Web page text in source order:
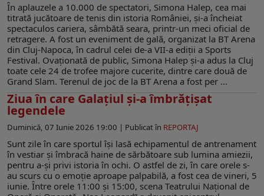
În aplauzele a 10.000 de spectatori, Simona Halep, cea mai
titrată jucătoare de tenis din istoria României, şi-a încheiat
spectaculos cariera, sâmbătă seara, printr-un meci oficial de
retragere. A fost un eveniment de gală, organizat la BT Arena
din Cluj-Napoca, în cadrul celei de-a VII-a ediţii a Sports
Festival. Ovaţionată de public, Simona Halep şi-a adus la Cluj
toate cele 24 de trofee majore cucerite, dintre care două de
Grand Slam. Terenul de joc de la BT Arena a fost per ...
Ziua în care Galațiul și-a îmbrățișat
legendele
Duminică, 07 Iunie 2026 19:00 | Publicat în REPORTAJ
Sunt zile în care sportul își lasă echipamentul de antrenament
în vestiar și îmbracă haine de sărbătoare sub lumina amiezii,
pentru a-și privi istoria în ochi. O astfel de zi, în care orele s-
au scurs cu o emoție aproape palpabilă, a fost cea de vineri, 5
iunie. Între orele 11:00 și 15:00, scena Teatrului Național de